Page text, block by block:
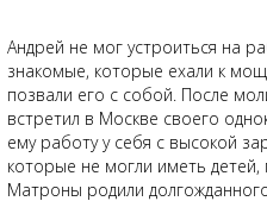
Андрей не мог устроиться на
знакомые, которые ехали к
позвали его с собой. После
встретил в Москве своего
ему работу у себя с высокой
которые не могли иметь
Матроны родили